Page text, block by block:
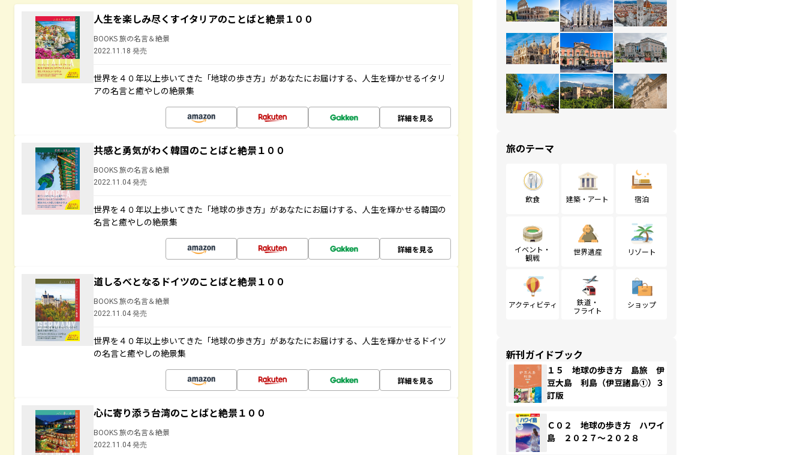
人生を楽しみ尽くすイタリアのことばと絶景１００
BOOKS 旅の名言＆絶景
2022.11.18 発売
世界を４０年以上歩いてきた「地球の歩き方」があなたにお届けする、人生を輝かせるイタリ
アの名言と癒やしの絶景集
詳細を見る
共感と勇気がわく韓国のことばと絶景１００
BOOKS 旅の名言＆絶景
2022.11.04 発売
世界を４０年以上歩いてきた「地球の歩き方」があなたにお届けする、人生を輝かせる韓国の
名言と癒やしの絶景集
詳細を見る
道しるべとなるドイツのことばと絶景１００
BOOKS 旅の名言＆絶景
2022.11.04 発売
世界を４０年以上歩いてきた「地球の歩き方」があなたにお届けする、人生を輝かせるドイツ
の名言と癒やしの絶景集
詳細を見る
心に寄り添う台湾のことばと絶景１００
BOOKS 旅の名言＆絶景
2022.11.04 発売
旅のテーマ
飲食 建築・アート 宿泊
イベント・
観戦
世界遺産 リゾート
アクティビティ
鉄道・
フライト
ショップ
新刊ガイドブック
１５ 地球の歩き方 島旅 伊
豆大島 利島（伊豆諸島①）３
訂版
Ｃ０２ 地球の歩き方 ハワイ
島 ２０２７～２０２８